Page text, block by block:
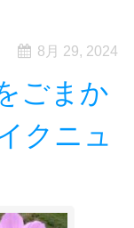
8月 29, 2024
ごまか
クニュ